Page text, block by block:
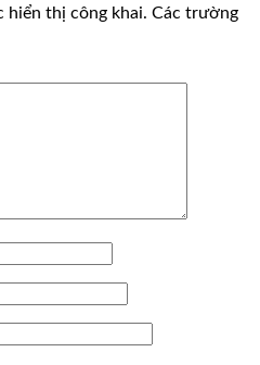
hiển thị công khai. Các trường